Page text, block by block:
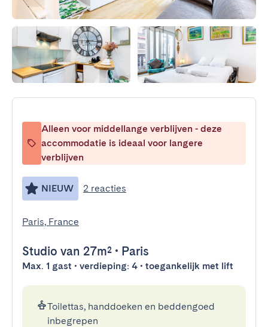
Alleen voor middellange verblijven - deze
accommodatie is ideaal voor langere
verblijven
NIEUW 2 reacties
Paris, France
Studio van 27m² • Paris
Max. 1 gast • verdieping: 4 • toegankelijk met lift
Toilettas, handdoeken en beddengoed
inbegrepen